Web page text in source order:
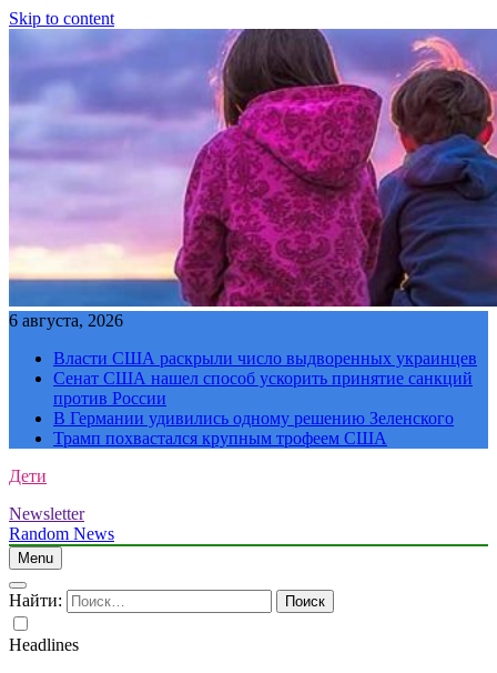
Skip to content
6 августа, 2026
Власти США раскрыли число выдворенных украинцев
Сенат США нашел способ ускорить принятие санкций
против России
В Германии удивились одному решению Зеленского
Трамп похвастался крупным трофеем США
Дети
Newsletter
Random News
Menu
Найти:
Headlines